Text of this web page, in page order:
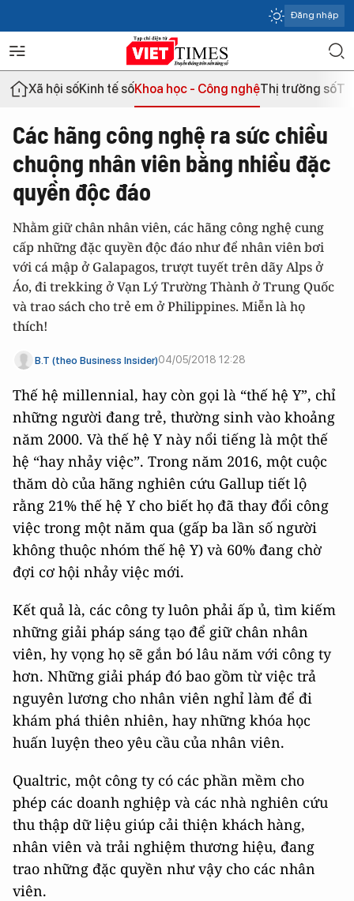
Đăng nhập
Xã hội sốKinh tế sốKhoa học - Công nghệThị trường số
Các hãng công nghệ ra sức chiều
chuộng nhân viên bằng nhiều đặc
quyền độc đáo
Nhằm giữ chân nhân viên, các hãng công nghệ cung
cấp những đặc quyền độc đáo như để nhân viên bơi
với cá mập ở Galapagos, trượt tuyết trên dãy Alps ở
Áo, đi trekking ở Vạn Lý Trường Thành ở Trung Quốc
và trao sách cho trẻ em ở Philippines. Miễn là họ
thích!
B.T (theo Business Insider)04/05/2018 12:28
Thế hệ millennial, hay còn gọi là “thế hệ Y”, chỉ
những người đang trẻ, thường sinh vào khoảng
năm 2000. Và thế hệ Y này nổi tiếng là một thế
hệ “hay nhảy việc”. Trong năm 2016, một cuộc
thăm dò của hãng nghiên cứu Gallup tiết lộ
rằng 21% thế hệ Y cho biết họ đã thay đổi công
việc trong một năm qua (gấp ba lần số người
không thuộc nhóm thế hệ Y) và 60% đang chờ
đợi cơ hội nhảy việc mới.
Kết quả là, các công ty luôn phải ấp ủ, tìm kiếm
những giải pháp sáng tạo để giữ chân nhân
viên, hy vọng họ sẽ gắn bó lâu năm với công ty
hơn. Những giải pháp đó bao gồm từ việc trả
nguyên lương cho nhân viên nghỉ làm để đi
khám phá thiên nhiên, hay những khóa học
huấn luyện theo yêu cầu của nhân viên.
Qualtric, một công ty có các phần mềm cho
phép các doanh nghiệp và các nhà nghiên cứu
thu thập dữ liệu giúp cải thiện khách hàng,
nhân viên và trải nghiệm thương hiệu, đang
trao những đặc quyền như vậy cho các nhân
viên.